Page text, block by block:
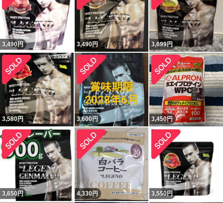
3,490円 3,490円 3,699円
3,580円 3,600円 3,450円
3,650円 4,330円 3,550円